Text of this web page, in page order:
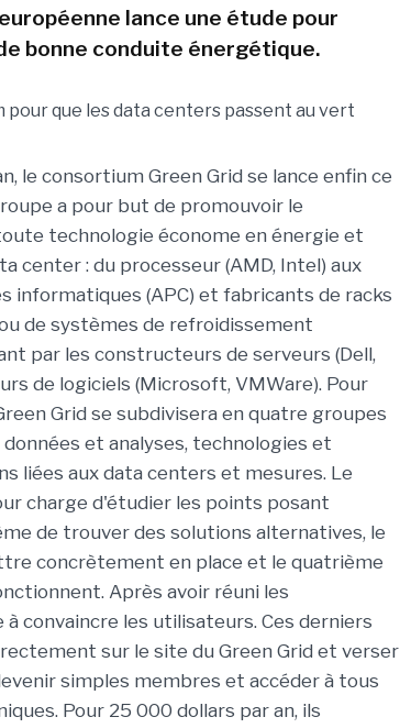
lance une étude pour
bonne conduite énergétique.
le consortium Green Grid se lance enfin ce
a pour but de promouvoir le
technologie économe en énergie et
center : du processeur (AMD, Intel) aux
informatiques (APC) et fabricants de racks
de systèmes de refroidissement
par les constructeurs de serveurs (Dell,
de logiciels (Microsoft, VMWare). Pour
Grid se subdivisera en quatre groupes
et analyses, technologies et
liées aux data centers et mesures. Le
charge d'étudier les points posant
de trouver des solutions alternatives, le
concrètement en place et le quatrième
Après avoir réuni les
convaincre les utilisateurs. Ces derniers
sur le site du Green Grid et verser
simples membres et accéder à tous
Pour 25 000 dollars par an, ils